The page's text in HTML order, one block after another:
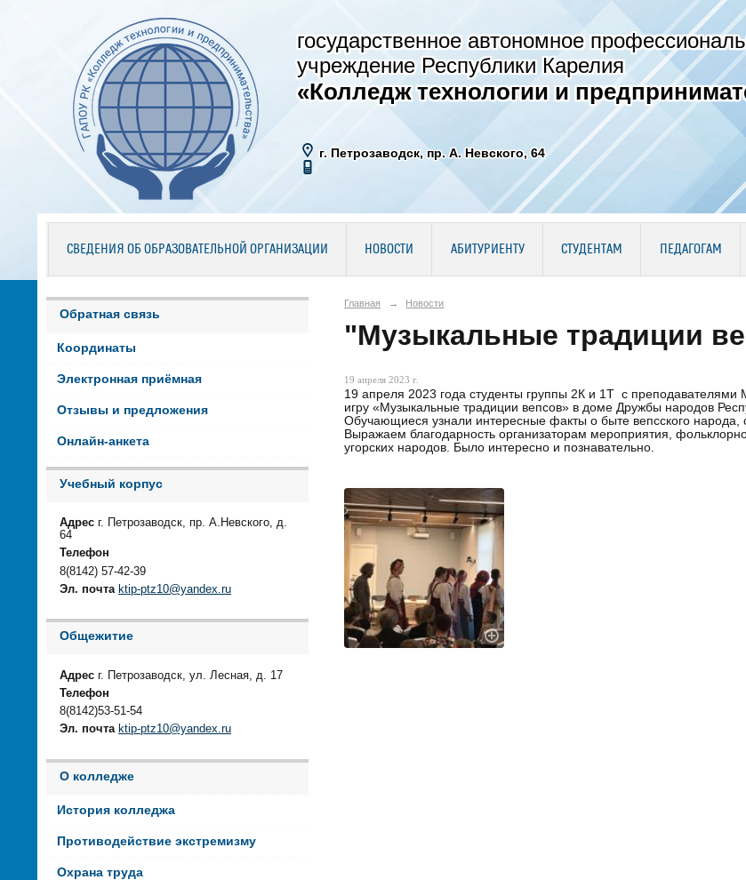
государственное автономное
учреждение Республики Карелия
«Колледж технологии и
г. Петрозаводск, пр. А. Невского, 64
СВЕДЕНИЯ ОБ ОБРАЗОВАТЕЛЬНОЙ ОРГАНИЗАЦИИ НОВОСТИ АБИТУРИЕНТУ СТУДЕНТАМ ПЕДАГОГАМ
Обратная связь
Координаты
Электронная приёмная
Отзывы и предложения
Онлайн-анкета
Учебный корпус
Адрес г. Петрозаводск, пр. А.Невского, д.
64
Телефон
8(8142) 57-42-39
Эл. почта ktip-ptz10@yandex.ru
Общежитие
Адрес г. Петрозаводск, ул. Лесная, д. 17
Телефон
8(8142)53-51-54
Эл. почта ktip-ptz10@yandex.ru
О колледже
История колледжа
Противодействие экстремизму
Охрана труда
Главная → Новости
"Музыкальные традиции
19 апреля 2023 г.
19 апреля 2023 года студенты группы 2К и 1Т с
игру «Музыкальные традиции вепсов» в доме Дружбы народов
Обучающиеся узнали интересные факты о быте вепсского народа,
Выражаем благодарность организаторам мероприятия,
угорских народов. Было интересно и познавательно.